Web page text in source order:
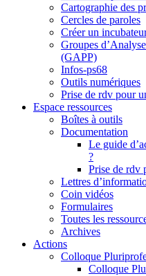
Cartographie des
Cercles de paroles
Créer un
Groupes
(GAPP)
Infos-ps68
Outils numériques
Prise de rdv pour
Espace ressources
Boîtes à outils
Documentation
Le guide
?
Prise de rdv
Lettres
Coin vidéos
Formulaires
Toutes les
Archives
Actions
Colloque
Colloque